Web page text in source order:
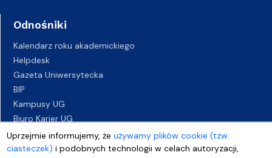
Uprzejmie informujemy, żeużywamy plików cookie (tzw.
ciasteczek) i podobnych technologii w celach autoryzacji,
Odnośniki
Kalendarz roku akademickiego
Helpdesk
Gazeta Uniwersytecka
BIP
Kampusy UG
Biuro Karier UG
Oferty pracy
Deklaracja dostępności